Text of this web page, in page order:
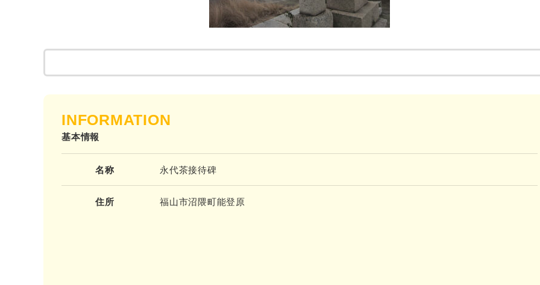
INFORMATION
基本情報
名称 永代茶接待碑
住所 福山市沼隈町能登原